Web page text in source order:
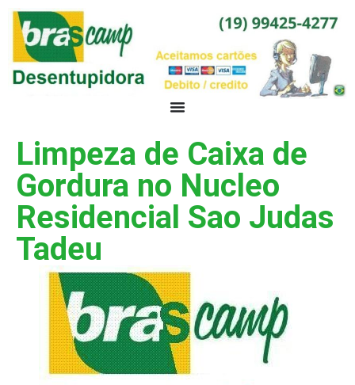
Limpeza de Caixa de
Gordura no Nucleo
Residencial Sao Judas
Tadeu